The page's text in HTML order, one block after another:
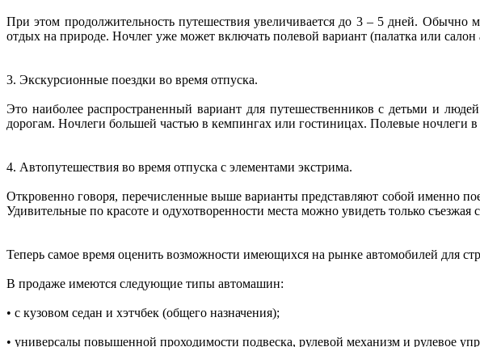
При этом продолжительность путешествия увеличивается до 3 – 5 дней.
отдых на природе. Ночлег уже может включать полевой вариант (палатка или салон
3. Экскурсионные поездки во время отпуска.
Это наиболее распространенный вариант для путешественников с детьми и
дорогам. Ночлеги большей частью в кемпингах или гостиницах. Полевые ночлеги в
4. Автопутешествия во время отпуска с элементами экстрима.
Откровенно говоря, перечисленные выше варианты представляют собой именно
Удивительные по красоте и одухотворенности места можно увидеть только съезжая
Теперь самое время оценить возможности имеющихся на рынке автомобилей для
В продаже имеются следующие типы автомашин:
• с кузовом седан и хэтчбек (общего назначения);
• универсалы повышенной проходимости подвеска, рулевой механизм и рулевое